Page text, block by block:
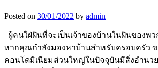
Posted on 30/01/2022 by admin
ผู้คนใฝ่ฝันที่จะเป็นเจ้าของบ้านในฝันของ
หากคุณกำลังมองหาบ้านสำหรับครอบครัว
คอนโดมิเนียมส่วนใหญ่ในปัจจุบันมีสิ่งอำน